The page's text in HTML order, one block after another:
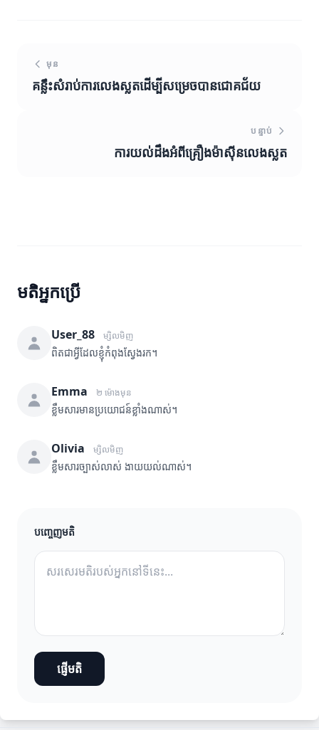
មុន
គន្លឹះសំរាប់ការលេងស្លតដើម្បីសម្រេចបានជោគជ័យ
បន្ទាប់
ការយល់ដឹងអំពីគ្រឿងម៉ាស៊ីនលេងស្លត
មតិអ្នកប្រើ
User_88 ម្សិលមិញ
ពិតជាអ្វីដែលខ្ញុំកំពុងស្វែងរក។
Emma ២ ម៉ោងមុន
ខ្លឹមសារមានប្រយោជន៍ខ្លាំងណាស់។
Olivia ម្សិលមិញ
ខ្លឹមសារច្បាស់លាស់ ងាយយល់ណាស់។
បញ្ចេញមតិ
ផ្ញើមតិ